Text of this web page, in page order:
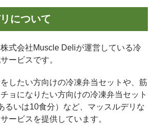
について
式会社Muscle Deliが運営している冷
ービスです。
したい方向けの冷凍弁当セットや、筋
ョになりたい方向けの冷凍弁当セット
るいは10食分）など、マッスルデリな
ービスを提供しています。